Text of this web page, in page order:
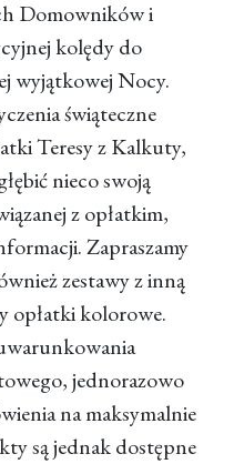
Domowników i
kolędy do
wyjątkowej Nocy.
świąteczne
Teresy z Kalkuty,
nieco swoją
z opłatkim,
Zapraszamy
zestawy z inną
opłatki kolorowe.
jednorazowo
na maksymalnie
są jednak dostępne